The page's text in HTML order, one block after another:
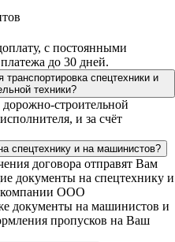
с постоянными
до 30 дней.
спецтехники и
техники?
строительной
и за счёт
спецтехнику и на машинистов?
договора отправят Вам
документы на спецтехнику и
компании ООО
на машинистов и
пропусков на Ваш